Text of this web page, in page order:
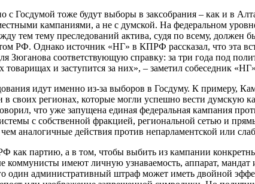
с Госдумой тоже будут выборы в заксобрания – как и в
кампаниями, а не с думской. На федеральном
тем тему преследований актива, судя по всему,
РФ. Однако источник «НГ» в КПРФ рассказал, что эта
Зюганова соответствующую справку: за три года под
и заступится за них», – заметил собеседник
идут именно из-за выборов в Госдуму. К примеру,
в своих регионах, которые могли успешно вести думскую
что уже запущена единая федеральная кампания
с собственной фракцией, региональной сетью и
аналогичные действия против непарламентской или
как партию, а в том, чтобы выбить из кампании
коммунисты имеют личную узнаваемость, аппарат,
один административный штраф может иметь двойной